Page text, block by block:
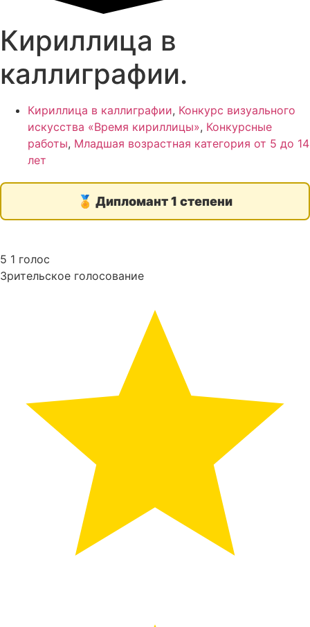
Кириллица в
каллиграфии.
Кириллица в каллиграфии, Конкурс визуального
искусства «Время кириллицы», Конкурсные
работы, Младшая возрастная категория от 5 до 14
лет
🏅 Дипломант 1 степени
5 1 голос
Зрительское голосование